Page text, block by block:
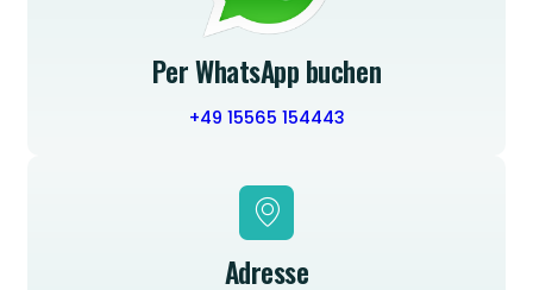
Per WhatsApp buchen
+49 15565 154443
Adresse